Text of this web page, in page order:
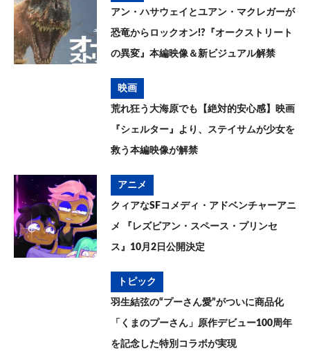
アン・ハサウェイとユアン・マクレガーが
恐竜からロックオン!?『オークストリート
の異変』本編映像＆新ビジュアル解禁
映画
荒れ狂う大海原でも【絶対的安心感】映画
『シェルター』より、ステイサムが少女を
救う本編映像が解禁
アニメ
クィアなSFコメディ・アドベンチャーアニ
メ 『レズビアン・スペース・プリンセ
ス』10月2日公開決定
トピック
羽生結弦の“プーさん愛”がついに商品化
「くまのプーさん」原作デビュー100周年
を記念した特別コラボが実現